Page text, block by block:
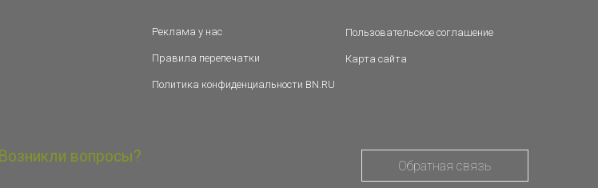
Реклама у нас
Правила перепечатки
Политика конфиденциальности BN.RU
Пользовательское соглашение
Карта сайта
Возникли вопросы?
Обратная связь